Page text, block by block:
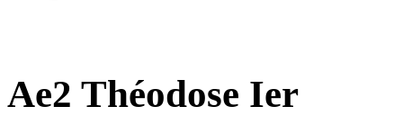
Ae2 Théodose Ier